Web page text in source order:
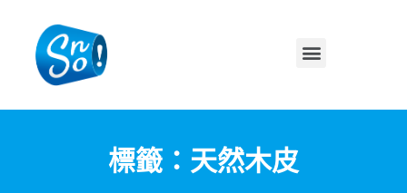
標籤：天然木皮